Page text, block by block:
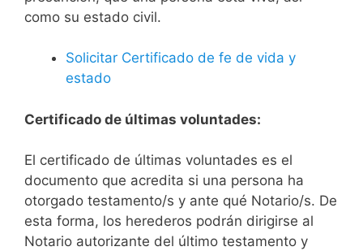
como su estado civil.
Solicitar Certificado de fe de vida y
estado
Certificado de últimas voluntades:
El certificado de últimas voluntades es el
documento que acredita si una persona ha
otorgado testamento/s y ante qué Notario/s. De
esta forma, los herederos podrán dirigirse al
Notario autorizante del último testamento y